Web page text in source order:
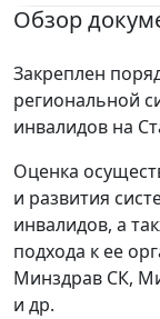
Обзор
Закреплен
региональной
инвалидов на
Оценка
и развития
инвалидов, а
подхода к ее
Минздрав СК,
и др.